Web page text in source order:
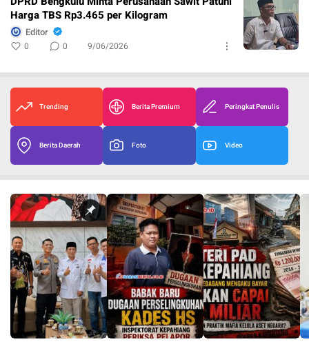
Harga TBS Rp3.465 per Kilogram
Editor
0 0 9/06/2026
Trending Berita Premium Peringkat Penulis
Berita Daerah Foto Video